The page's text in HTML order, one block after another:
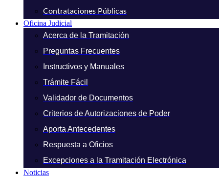
Contrataciones Públicas
Oficina Judicial
Acerca de la Tramitación
Preguntas Frecuentes
Instructivos y Manuales
Trámite Fácil
Validador de Documentos
Criterios de Autorizaciones de Poder
Aporta Antecedentes
Respuesta a Oficios
Excepciones a la Tramitación Electrónica
Noticias